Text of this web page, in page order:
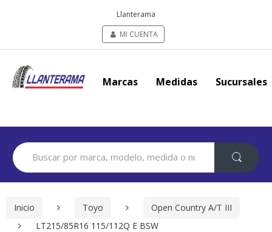
Llanterama
MI CUENTA
Marcas Medidas Sucursales
Search
for:
Inicio Toyo
Open Country A/T III
LT215/85R16 115/112Q E BSW